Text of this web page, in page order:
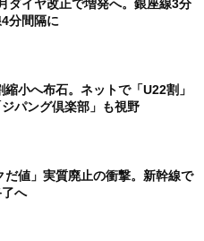
ダイヤ改正で増発へ。銀座線3分
分間隔に
小へ布石。ネットで「U22割」
パング倶楽部」も視野
だ値」実質廃止の衝撃。新幹線で
へ